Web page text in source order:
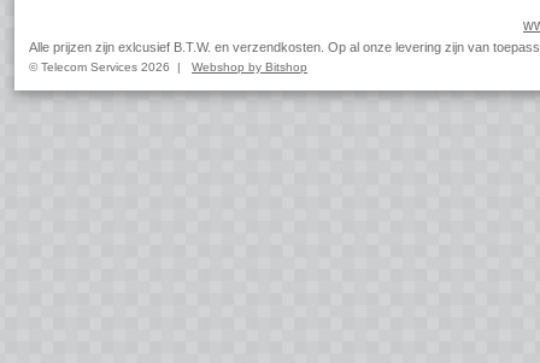
Alle prijzen zijn exlcusief B.T.W. en verzendkosten. Op al onze levering zijn van
© Telecom Services 2026 | Webshop by Bitshop